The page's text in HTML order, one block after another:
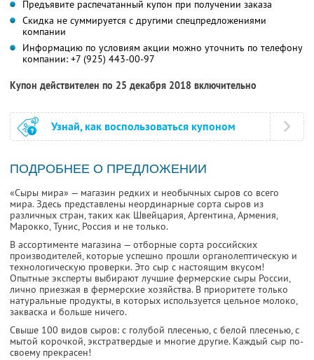
Предъявите распечатанный купон при получении заказа
Скидка не суммируется с другими спецпредложениями
компании
Информацию по условиям акции можно уточнить по телефону
компании: +7 (925) 443-00-97
Купон действителен по 25 декабря 2018 включительно
Узнай, как воспользоваться купоном
ПОДРОБНЕЕ О ПРЕДЛОЖЕНИИ
«Сыры мира» — магазин редких и необычных сыров со всего
мира. Здесь представлены неординарные сорта сыров из
различных стран, таких как Швейцария, Аргентина, Армения,
Марокко, Тунис, Россия и не только.
В ассортименте магазина — отборные сорта российских
производителей, которые успешно прошли органолептическую и
технологическую проверки. Это сыр с настоящим вкусом!
Опытные эксперты выбирают лучшие фермерские сыры России,
лично приезжая в фермерские хозяйства. В приоритете только
натуральные продукты, в которых используется цельное молоко,
закваска и больше ничего.
Свыше 100 видов сыров: с голубой плесенью, с белой плесенью, с
мытой корочкой, экстратвердые и многие другие. Каждый сыр по-
своему прекрасен!